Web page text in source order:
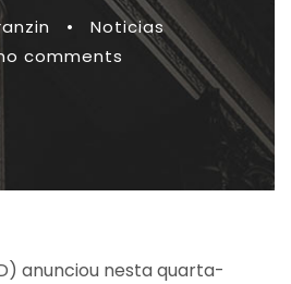
•
Noticias
comments
anunciou nesta quarta-